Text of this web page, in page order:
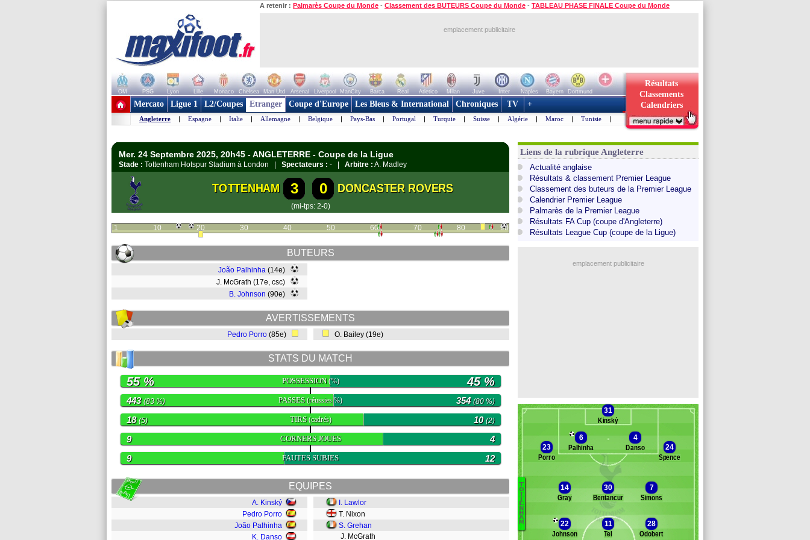
A retenir : Palmarès Coupe du Monde - Classement des BUTEURS Coupe du Monde - TABLEAU PHASE FINALE Coupe du Monde
emplacement publicitaire
OM PSG Lyon Lille Monaco Chelsea Man Utd Arsenal Liverpool ManCity Barca Real Atletico Milan Juve Inter Naples Bayern
Dortmund
+ de clubs
Résultats
Classements
Calendriers
Mercato Ligue 1 L2/Coupes Etranger Coupe d'Europe Les Bleus & International Chroniques TV +
Angleterre | Espagne | Italie | Allemagne | Belgique | Pays-Bas | Portugal | Turquie | Suisse | Algérie | Maroc | Tunisie |
Mer. 24 Septembre 2025, 20h45 - ANGLETERRE - Coupe de la Ligue
Stade : Tottenham Hotspur Stadium à London | Spectateurs : - | Arbitre : A. Madley
TOTTENHAM 3 0 DONCASTER ROVERS
(mi-tps: 2-0)
1 10 20 30 40 50 60 70 80 90
BUTEURS
João Palhinha (14e)
J. McGrath (17e, csc)
B. Johnson (90e)
AVERTISSEMENTS
Pedro Porro (85e) O. Bailey (19e)
STATS DU MATCH
POSSESSION(%)
55 % 45 %
PASSES(réussies %)
443(83 %) 354 (80 %)
TIRS(cadrés)
18(5) 10(2)
CORNERS JOUES
9 4
FAUTES SUBIES
9 12
EQUIPES
A. Kinský
Pedro Porro
João Palhinha
K. Danso
I. Lawlor
T. Nixon
S. Grehan
J. McGrath
Liens de la rubrique Angleterre
Actualité anglaise
Résultats & classement Premier League
Classement des buteurs de la Premier League
Calendrier Premier League
Palmarès de la Premier League
Résultats FA Cup (coupe d'Angleterre)
Résultats League Cup (coupe de la Ligue)
emplacement publicitaire
Banc des remplaçants Tottenham
Williams-Barnett
Byfield
Thompson
Scarlett
T
O
T
T
E
N
H
A
M
31
Kinský
6
Palhinha
4
Danso
23
Porro
24
Spence
14
Gray
30
Bentancur
7
Simons
22
Johnson
11
Tel
28
Odobert